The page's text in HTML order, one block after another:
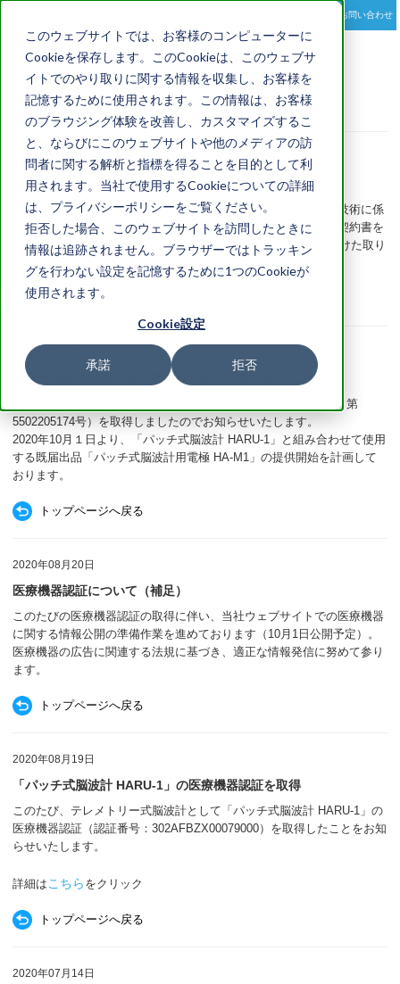
このウェブサイトでは、お客様のコンピューターに
Cookieを保存します。このCookieは、このウェブサ
イトでのやり取りに関する情報を収集し、お客様を
記憶するために使用されます。この情報は、お客様
のブラウジング体験を改善し、カスタマイズするこ
と、ならびにこのウェブサイトや他のメディアの訪
問者に関する解析と指標を得ることを目的として利
用されます。当社で使用するCookieについての詳細
は、プライバシーポリシーをご覧ください。
拒否した場合、このウェブサイトを訪問したときに
情報は追跡されません。ブラウザーではトラッキン
グを行わない設定を記憶するために1つのCookieが
使用されます。
Cookie設定
承諾 拒否
navigation
お問い合わせ
NEWS
2020年12月01日
大阪大学と共同研究契約を締結
このたび、パッチ式脳波計を用いた認知症等の神経疾患の診断技術に係
る研究開発を進める目的で、国立大学法人大阪大学と共同研究契約書を
締結しました。PGVは、医療分野における脳波AIの実用化に向けた取り
組みを強化して参ります。
トップページへ戻る
2020年08月20日
高度管理医療機器等販売業・貸与業許可書の取得
2020年8月17日付きで、高度医療機器等販売業・貸与業許可書（第
5502205174号）を取得しましたのでお知らせいたします。
2020年10月１日より、「パッチ式脳波計 HARU-1」と組み合わせて使用
する既届出品「パッチ式脳波計用電極 HA-M1」の提供開始を計画して
おります。
トップページへ戻る
2020年08月20日
医療機器認証について（補足）
このたびの医療機器認証の取得に伴い、当社ウェブサイトでの医療機器
に関する情報公開の準備作業を進めております（10月1日公開予定）。
医療機器の広告に関連する法規に基づき、適正な情報発信に努めて参り
ます。
トップページへ戻る
2020年08月19日
「パッチ式脳波計 HARU-1」の医療機器認証を取得
このたび、テレメトリー式脳波計として「パッチ式脳波計 HARU-1」の
医療機器認証（認証番号：302AFBZX00079000）を取得したことをお知
らせいたします。
詳細は こちら をクリック
トップページへ戻る
2020年07月14日